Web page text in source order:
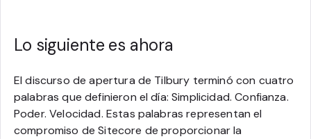
Lo siguiente es ahora
El discurso de apertura de Tilbury terminó con cuatro
palabras que definieron el día: Simplicidad. Confianza.
Poder. Velocidad. Estas palabras representan el
compromiso de Sitecore de proporcionar la